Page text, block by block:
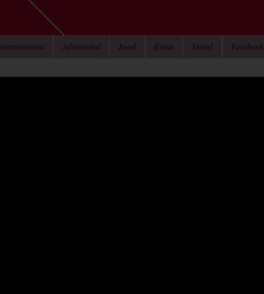
Advertorial Food Event Travel Facebook